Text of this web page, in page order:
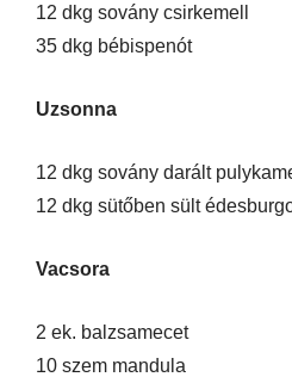
12 dkg sovány csirkemell
35 dkg bébispenót
Uzsonna
12 dkg sovány darált
12 dkg sütőben sült
Vacsora
2 ek. balzsamecet
10 szem mandula